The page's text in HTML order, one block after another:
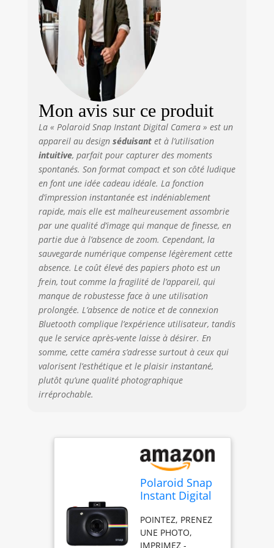
souvenirs prendre
vie. APPAREIL
PHOTO AVEC
IMPRIMANTE
INTÉGRÉE – Le
photographiques
ou des
autoportraits. Cet
appareil photo de
10 mégapixels
permet de capter
les moindres
photo en un
instant sans avoir
besoin de pellicule
ou de toner.
Insérez une carte
microSD pour
enregistrer vos
photos afin de les
imprimer plus
tard. DES
IMPRESSIONS
VIBRANTES DE
COULEUR - La
tout besoin d'encre
ou de toner. Les
impressions sur
papier photo
autocollant de 2 x
3 pouces (5 x 7,6
cm) sont non
seulement
vibrantes de
Mon avis sur ce produit
La « Polaroid Snap Instant Digital Camera » est un
appareil au design séduisantet à l’utilisation
intuitive, parfait pour capturer des moments
spontanés. Son format compact et son côté ludique
en font une idée cadeau idéale. La fonction
d’impression instantanée est indéniablement
rapide, mais elle est malheureusement assombrie
par une qualité d’image qui manque de finesse, en
partie due à l’absence de zoom. Cependant, la
sauvegarde numérique compense légèrement cette
absence. Le coût élevé des papiers photo est un
frein, tout comme la fragilité de l’appareil, qui
manque de robustesse face à une utilisation
prolongée. L’absence de notice et de connexion
Bluetooth complique l’expérience utilisateur, tandis
que le service après-vente laisse à désirer. En
somme, cette caméra s’adresse surtout à ceux qui
valorisent l’esthétique et le plaisir instantané,
plutôt qu’une qualité photographique
irréprochable.
Polaroid Snap
Instant Digital
with ZINK Zero
Ink Printing
POINTEZ, PRENEZ
UNE PHOTO,
IMPRIMEZ -